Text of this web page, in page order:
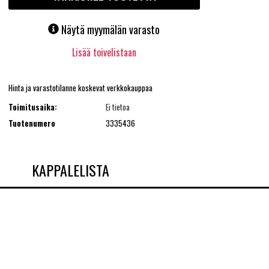
Näytä myymälän varasto
Lisää toivelistaan
Hinta ja varastotilanne koskevat verkkokauppaa
Toimitusaika:
Ei tietoa
Tuotenumero
3335436
KAPPALELISTA